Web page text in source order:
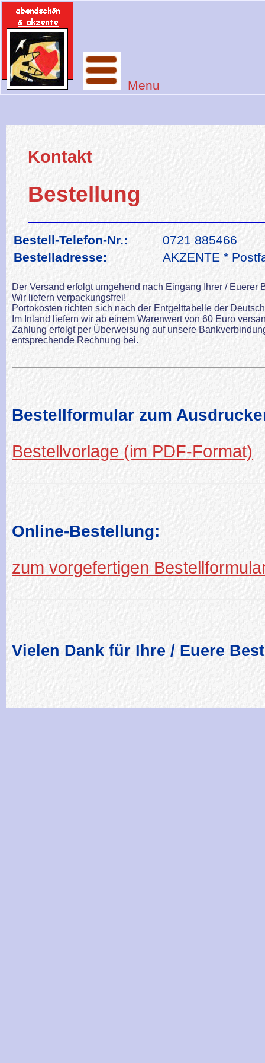
Menu
Kontakt
Bestellung
Bestell-Telefon-Nr.:
0721 885466
Bestelladresse:
AKZENTE *
Der Versand erfolgt umgehend nach Eingang Ihrer / Euerer
Wir liefern verpackungsfrei!
Portokosten richten sich nach der Entgelttabelle der
Im Inland liefern wir ab einem Warenwert von 60 Euro
Zahlung erfolgt per Überweisung auf unsere
entsprechende Rechnung bei.
Bestellformular zum
Bestellvorlage (im PDF-Format)
Online-Bestellung:
zum vorgefertigen
Vielen Dank für Ihre / Euere